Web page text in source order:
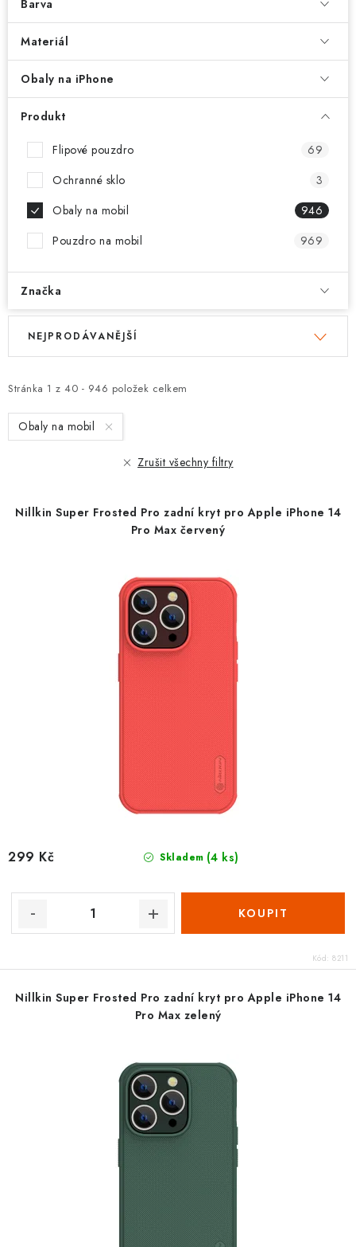
Barva
Materiál
Obaly na iPhone
Produkt
Flipové pouzdro
69
Ochranné sklo
3
Obaly na mobil
946
Pouzdro na mobil
969
Značka
V
i
s
p
d
Stránka 1 z 40 - 946 položek celkem
Ř
e
n
í
o
NEJPRODÁVANĚJŠÍ
Obaly na mobil
Zrušit všechny filtry
Nillkin Super Frosted Pro zadní kryt pro Apple iPhone 14
Pro Max červený
Skladem (4 ks)
299 Kč
Kód: 8211
Nillkin Super Frosted Pro zadní kryt pro Apple iPhone 14
Pro Max zelený